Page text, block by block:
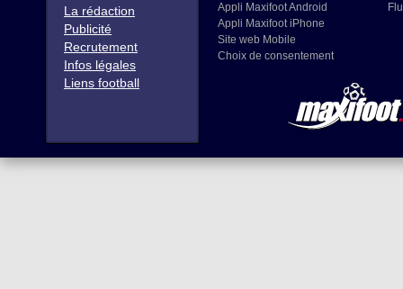
La rédaction
Publicité
Recrutement
Infos légales
Liens football
Appli Maxifoot Android
Appli Maxifoot iPhone
Site web Mobile
Choix de consentement